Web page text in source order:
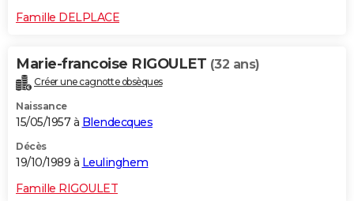
Famille DELPLACE
Marie-francoise RIGOULET (32 ans)
Créer une cagnotte obsèques
Naissance
15/05/1957 à Blendecques
Décès
19/10/1989 à Leulinghem
Famille RIGOULET